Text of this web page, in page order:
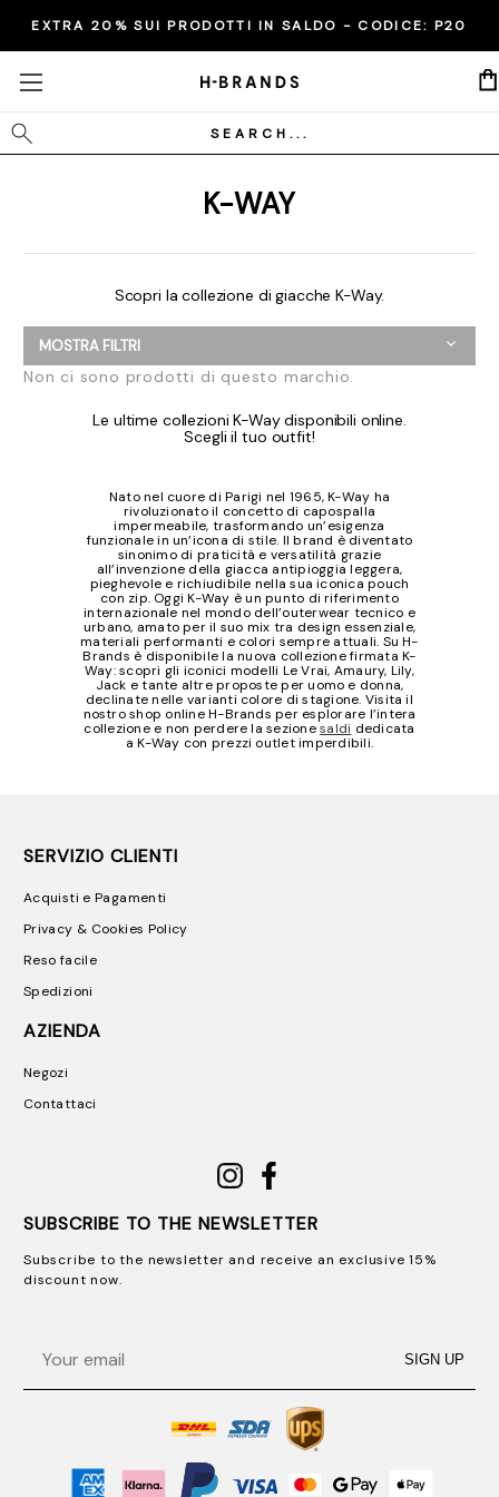
EXTRA 20% SUI PRODOTTI IN SALDO - CODICE: P20
Cerca
K-WAY
Scopri la collezione di giacche K-Way.
MOSTRA FILTRI
Non ci sono prodotti di questo marchio.
Le ultime collezioni K-Way disponibili online.
Scegli il tuo outfit!
Nato nel cuore di Parigi nel 1965, K-Way ha
rivoluzionato il concetto di capospalla
impermeabile, trasformando un’esigenza
funzionale in un’icona di stile. Il brand è diventato
sinonimo di praticità e versatilità grazie
all’invenzione della giacca antipioggia leggera,
pieghevole e richiudibile nella sua iconica pouch
con zip. Oggi K-Way è un punto di riferimento
internazionale nel mondo dell’outerwear tecnico e
urbano, amato per il suo mix tra design essenziale,
materiali performanti e colori sempre attuali. Su H-
Brands è disponibile la nuova collezione firmata K-
Way: scopri gli iconici modelli Le Vrai, Amaury, Lily,
Jack e tante altre proposte per uomo e donna,
declinate nelle varianti colore di stagione. Visita il
nostro shop online H-Brands per esplorare l’intera
collezione e non perdere la sezionesaldi dedicata
a K-Way con prezzi outlet imperdibili.
SERVIZIO CLIENTI
Acquisti e Pagamenti
Privacy & Cookies Policy
Reso facile
Spedizioni
AZIENDA
Negozi
Contattaci
SUBSCRIBE TO THE NEWSLETTER
Subscribe to the newsletter and receive an exclusive 15%
discount now.
SIGN UP